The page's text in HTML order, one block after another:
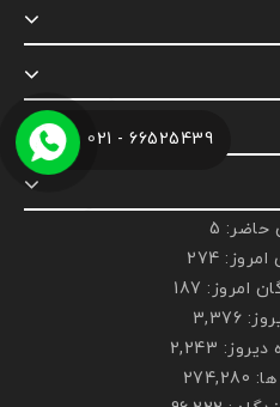
حاضر: 5
امروز: 274
امروز: 187
3,376
دیروز: 2,243
274,280
66525439 - 021